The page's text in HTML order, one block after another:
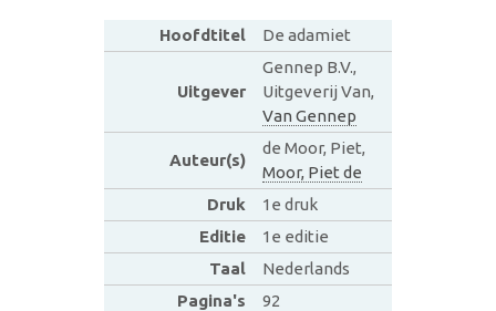
Hoofdtitel De adamiet
Uitgever
Gennep B.V.,
Uitgeverij Van,
Van Gennep
Auteur(s)
de Moor, Piet,
Moor, Piet de
Druk
1e druk
Editie
1e editie
Taal
Nederlands
Pagina's
92